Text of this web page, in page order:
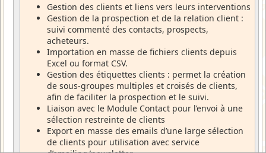
Gestion des clients et liens vers leurs interventions
Gestion de la prospection et de la relation client :
suivi commenté des contacts, prospects,
acheteurs.
Importation en masse de fichiers clients depuis
Excel ou format CSV.
Gestion des étiquettes clients : permet la création
de sous-groupes multiples et croisés de clients,
afin de faciliter la prospection et le suivi.
Liaison avec le Module Contact pour l’envoi à une
sélection restreinte de clients
Export en masse des emails d’une large sélection
de clients pour utilisation avec service